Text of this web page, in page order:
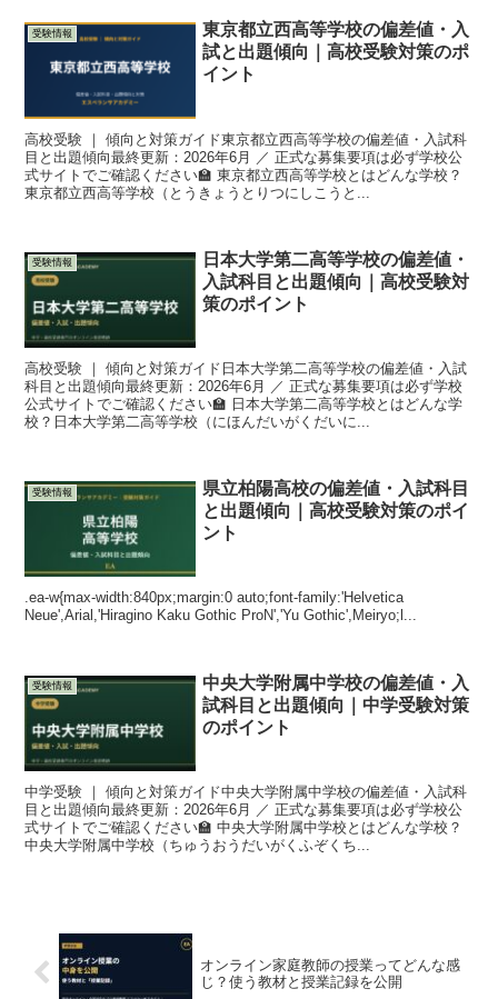
受験情報
東京都立西高等学校の偏差値・入
試と出題傾向｜高校受験対策のポ
イント
高校受験 ｜ 傾向と対策ガイド東京都立西高等学校の偏差値・入試科
目と出題傾向最終更新：2026年6月 ／ 正式な募集要項は必ず学校公
式サイトでご確認ください🏫 東京都立西高等学校とはどんな学校？
東京都立西高等学校（とうきょうとりつにしこうと...
受験情報
日本大学第二高等学校の偏差値・
入試科目と出題傾向｜高校受験対
策のポイント
高校受験 ｜ 傾向と対策ガイド日本大学第二高等学校の偏差値・入試
科目と出題傾向最終更新：2026年6月 ／ 正式な募集要項は必ず学校
公式サイトでご確認ください🏫 日本大学第二高等学校とはどんな学
校？日本大学第二高等学校（にほんだいがくだいに...
受験情報
県立柏陽高校の偏差値・入試科目
と出題傾向｜高校受験対策のポイ
ント
.ea-w{max-width:840px;margin:0 auto;font-family:'Helvetica
Neue',Arial,'Hiragino Kaku Gothic ProN','Yu Gothic',Meiryo;l...
受験情報
中央大学附属中学校の偏差値・入
試科目と出題傾向｜中学受験対策
のポイント
中学受験 ｜ 傾向と対策ガイド中央大学附属中学校の偏差値・入試科
目と出題傾向最終更新：2026年6月 ／ 正式な募集要項は必ず学校公
式サイトでご確認ください🏫 中央大学附属中学校とはどんな学校？
中央大学附属中学校（ちゅうおうだいがくふぞくち...
オンライン家庭教師の授業ってどんな感
じ？使う教材と授業記録を公開